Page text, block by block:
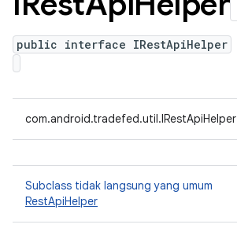
public interface IRestApiHelper
com.android.tradefed.util.IRestApiHelper
Subclass tidak langsung yang umum
RestApiHelper